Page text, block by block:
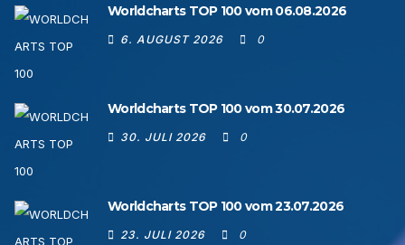
Worldcharts TOP 100 vom 06.08.2026
6. AUGUST 2026 0
Worldcharts TOP 100 vom 30.07.2026
30. JULI 2026 0
Worldcharts TOP 100 vom 23.07.2026
23. JULI 2026 0